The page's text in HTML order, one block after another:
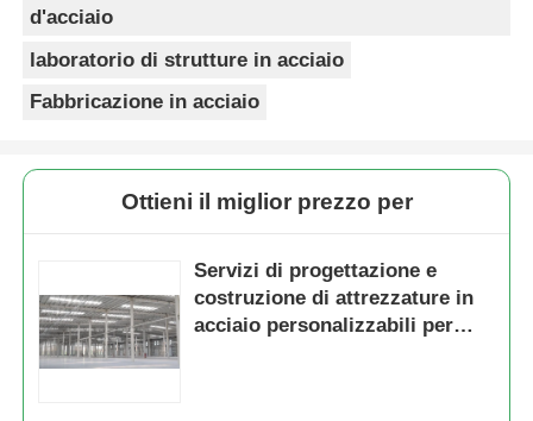
d'acciaio
laboratorio di strutture in acciaio
Fabbricazione in acciaio
Ottieni il miglior prezzo per
Servizi di progettazione e
costruzione di attrezzature in
acciaio personalizzabili per